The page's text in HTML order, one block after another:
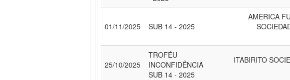
01/11/2025 SUB 14 - 2025
AMERICA
25/10/2025
TROFÉU
INCONFIDÊNCIA
SUB 14 - 2025
ITABIRITO